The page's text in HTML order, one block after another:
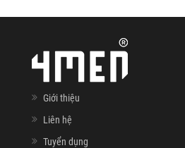
Giới thiệu
Liên hệ
Tuyển dụng